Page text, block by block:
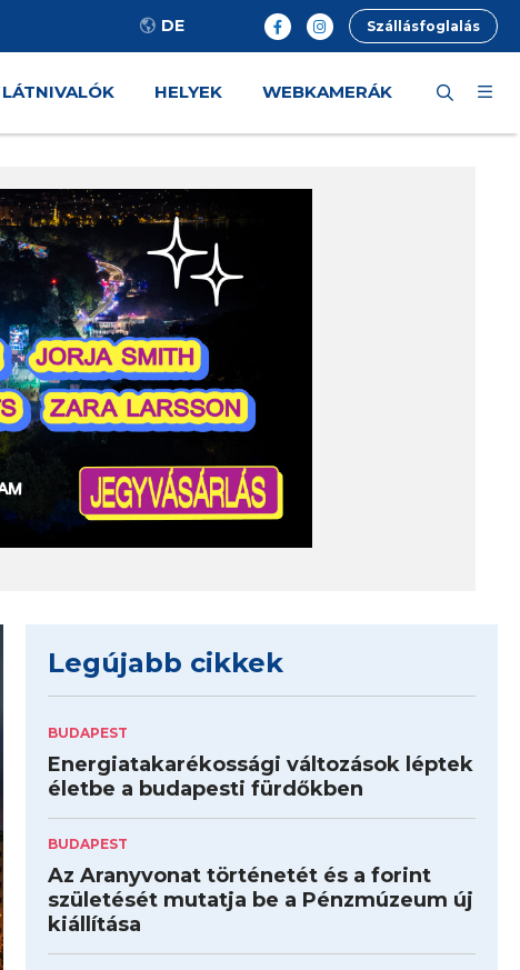
DE Szállásfoglalás
LÁTNIVALÓK HELYEK WEBKAMERÁK
Legújabb cikkek
BUDAPEST
Energiatakarékossági változások léptek
életbe a budapesti fürdőkben
BUDAPEST
Az Aranyvonat történetét és a forint
születését mutatja be a Pénzmúzeum új
kiállítása